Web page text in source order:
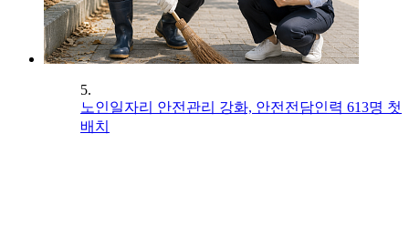
5.
노인일자리 안전관리 강화, 안전전담인력 613명 첫
배치